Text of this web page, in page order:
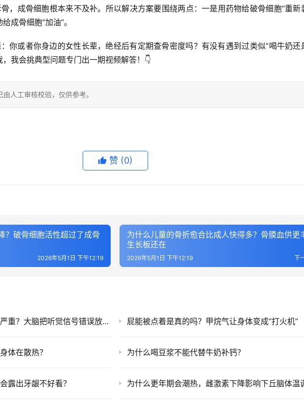
，成骨细胞根本来不及补。所以解决方案要围绕两点：一是用药物给破骨细胞“重新
成骨细胞“加油”。
你或者你身边的女性长辈，绝经后有定期查骨密度吗？有没有遇到过类似“喝牛奶还
我会挑典型问题专门出一期视频解答！👇
人工审核校验，仅供参考。
赞 (0)
？破骨细胞活性超过了成骨
2026年5月1日 下午12:19
为什么儿童的骨折愈合比成人快得多？骨膜血供更
生长板还在
下
2026年5月1日 下午12:19
为什么压力大时耳鸣更严重？大脑把听觉信号错误放大了 屁能被点着是真的吗？甲烷气让身体变成“打火机”
体在散热？ 为什么喝豆浆不能代替牛奶补钙？
露出牙龈不好看？